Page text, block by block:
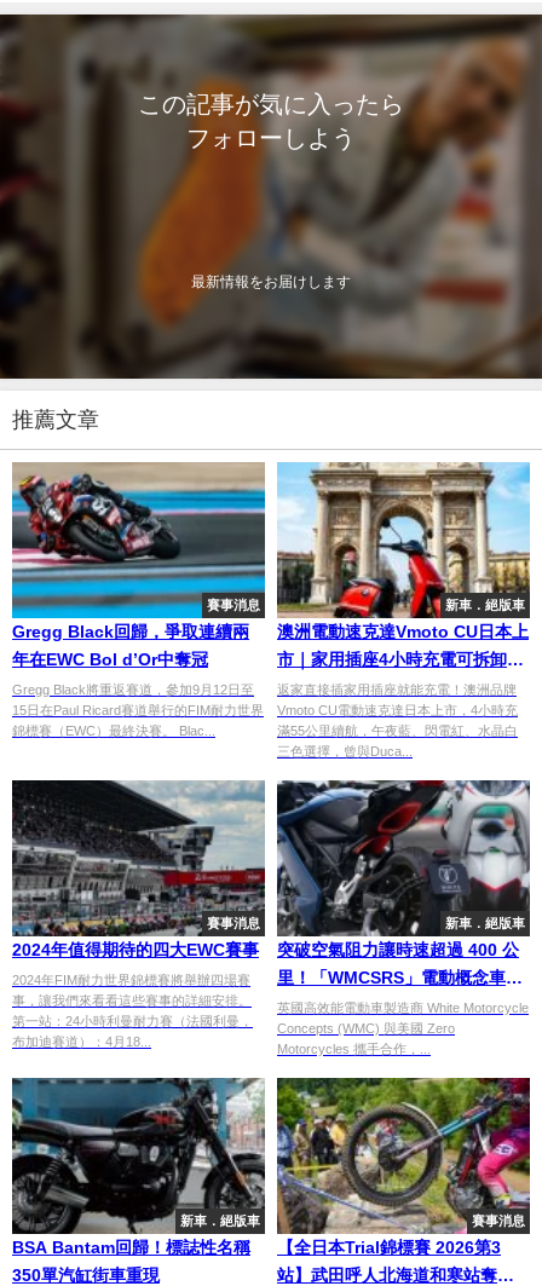
この記事が気に入ったら
フォローしよう
最新情報をお届けします
推薦文章
賽事消息
Gregg Black回歸，爭取連續兩
年在EWC Bol d’Or中奪冠
Gregg Black將重返賽道，參加9月12日至
15日在Paul Ricard賽道舉行的FIM耐力世界
錦標賽（EWC）最終決賽。 Blac...
新車．絕版車
澳洲電動速克達Vmoto CU日本上
市｜家用插座4小時充電可拆卸鋰
電池55公里續航
返家直接插家用插座就能充電！澳洲品牌
Vmoto CU電動速克達日本上市，4小時充
滿55公里續航，午夜藍、閃電紅、水晶白
三色選擇，曾與Duca...
賽事消息
2024年值得期待的四大EWC賽事
2024年FIM耐力世界錦標賽將舉辦四場賽
事，讓我們來看看這些賽事的詳細安排。
第一站：24小時利曼耐力賽（法國利曼，
布加迪賽道）：4月18...
新車．絕版車
突破空氣阻力讓時速超過 400 公
里！「WMCSRS」電動概念車顛
覆傳統車輛設計
英國高效能電動車製造商 White Motorcycle
Concepts (WMC) 與美國 Zero
Motorcycles 攜手合作，...
新車．絕版車
BSA Bantam回歸！標誌性名稱
350單汽缸街車重現
賽事消息
【全日本Trial錦標賽 2026第3
站】武田呼人北海道和寒站奪季